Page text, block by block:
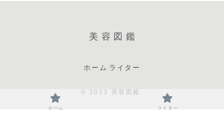
美容図鑑
ホーム ライター
© 2023 美容図鑑.
ホーム ライター